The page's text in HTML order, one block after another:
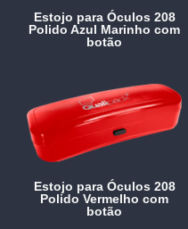
Estojo para Óculos 208
Polido Azul Marinho com
botão
Estojo para Óculos 208
Polido Vermelho com
botão